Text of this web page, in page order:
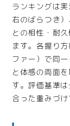
ランキングは
右のばらつき
との相性・耐
ます。各握り
ファー）で同
と体感の両面
す。評価基準
合った重みづけ